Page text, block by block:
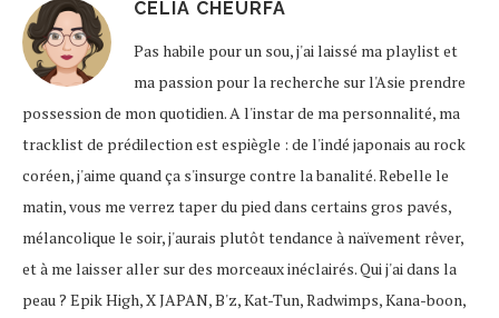
CELIA CHEURFA
Pas habile pour un sou, j'ai laissé ma playlist et
ma passion pour la recherche sur l'Asie prendre
possession de mon quotidien. A l'instar de ma personnalité, ma
tracklist de prédilection est espiègle : de l'indé japonais au rock
coréen, j'aime quand ça s'insurge contre la banalité. Rebelle le
matin, vous me verrez taper du pied dans certains gros pavés,
mélancolique le soir, j'aurais plutôt tendance à naïvement rêver,
et à me laisser aller sur des morceaux inéclairés. Qui j'ai dans la
peau ? Epik High, X JAPAN, B'z, Kat-Tun, Radwimps, Kana-boon,